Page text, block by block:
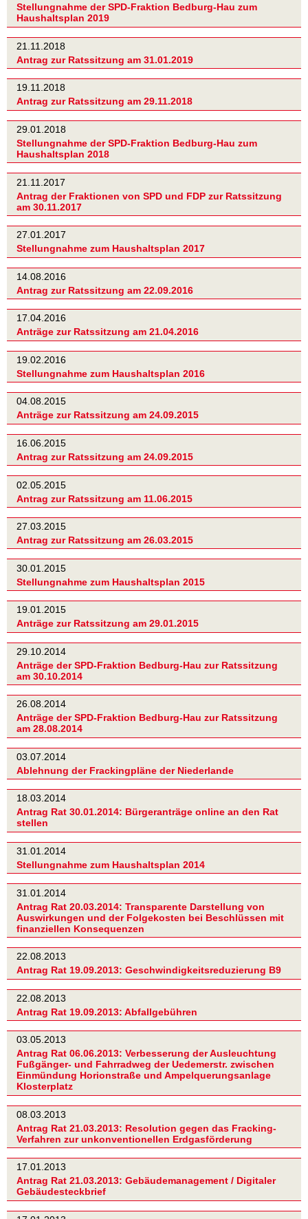
Stellungnahme der SPD-Fraktion Bedburg-Hau zum
Haushaltsplan 2019
21.11.2018
Antrag zur Ratssitzung am 31.01.2019
19.11.2018
Antrag zur Ratssitzung am 29.11.2018
29.01.2018
Stellungnahme der SPD-Fraktion Bedburg-Hau zum
Haushaltsplan 2018
21.11.2017
Antrag der Fraktionen von SPD und FDP zur Ratssitzung
am 30.11.2017
27.01.2017
Stellungnahme zum Haushaltsplan 2017
14.08.2016
Antrag zur Ratssitzung am 22.09.2016
17.04.2016
Anträge zur Ratssitzung am 21.04.2016
19.02.2016
Stellungnahme zum Haushaltsplan 2016
04.08.2015
Anträge zur Ratssitzung am 24.09.2015
16.06.2015
Antrag zur Ratssitzung am 24.09.2015
02.05.2015
Antrag zur Ratssitzung am 11.06.2015
27.03.2015
Antrag zur Ratssitzung am 26.03.2015
30.01.2015
Stellungnahme zum Haushaltsplan 2015
19.01.2015
Anträge zur Ratssitzung am 29.01.2015
29.10.2014
Anträge der SPD-Fraktion Bedburg-Hau zur Ratssitzung
am 30.10.2014
26.08.2014
Anträge der SPD-Fraktion Bedburg-Hau zur Ratssitzung
am 28.08.2014
03.07.2014
Ablehnung der Frackingpläne der Niederlande
18.03.2014
Antrag Rat 30.01.2014: Bürgeranträge online an den Rat
stellen
31.01.2014
Stellungnahme zum Haushaltsplan 2014
31.01.2014
Antrag Rat 20.03.2014: Transparente Darstellung von
Auswirkungen und der Folgekosten bei Beschlüssen mit
finanziellen Konsequenzen
22.08.2013
Antrag Rat 19.09.2013: Geschwindigkeitsreduzierung B9
22.08.2013
Antrag Rat 19.09.2013: Abfallgebühren
03.05.2013
Antrag Rat 06.06.2013: Verbesserung der Ausleuchtung
Fußgänger- und Fahrradweg der Uedemerstr. zwischen
Einmündung Horionstraße und Ampelquerungsanlage
Klosterplatz
08.03.2013
Antrag Rat 21.03.2013: Resolution gegen das Fracking-
Verfahren zur unkonventionellen Erdgasförderung
17.01.2013
Antrag Rat 21.03.2013: Gebäudemanagement / Digitaler
Gebäudesteckbrief